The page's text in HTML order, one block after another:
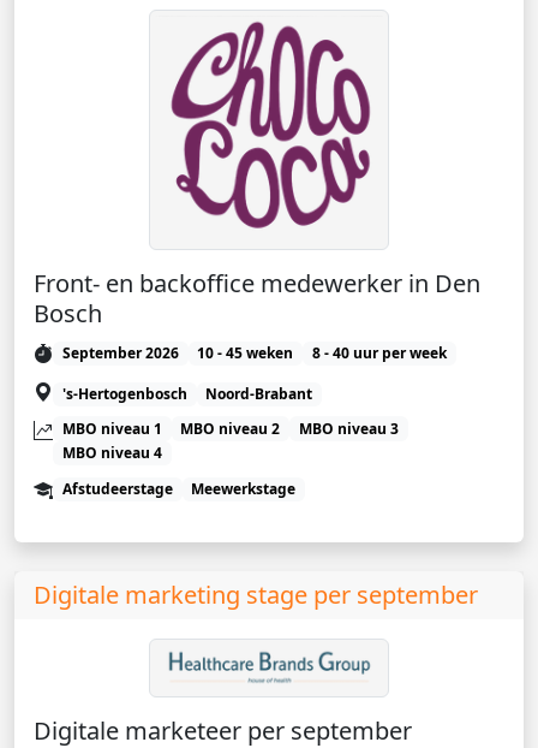
Front- en backoffice medewerker in Den
Bosch
September 2026 10 - 45 weken
8 - 40 uur per week
's-Hertogenbosch
Noord-Brabant
MBO niveau 1
MBO niveau 2
MBO niveau 3
MBO niveau 4
Afstudeerstage
Meewerkstage
Digitale marketing stage per september
Digitale marketeer per september